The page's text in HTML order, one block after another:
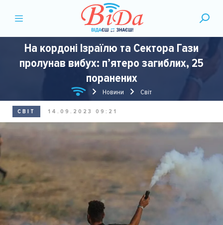
На кордоні Ізраїлю та Сектора Гази
пролунав вибух: п’ятеро загиблих, 25
поранених
Новини Світ
СВІТ 14.09.2023 09:21